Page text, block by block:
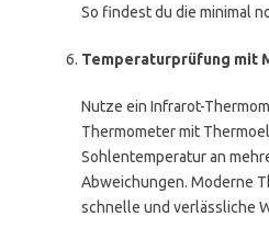
So findest du die minimal
Temperaturprüfung mit
Nutze ein Infrarot-
Thermometer mit
Sohlentemperatur an
Abweichungen. Moderne
schnelle und verlässliche